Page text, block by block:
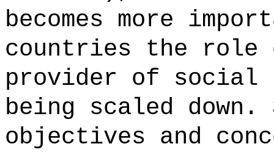
becomes more
countries the role
provider of
being scaled
objectives and